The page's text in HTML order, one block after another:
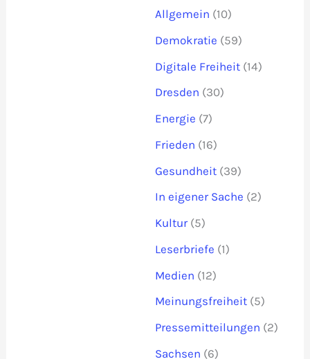
Allgemein (10)
Demokratie (59)
Digitale Freiheit (14)
Dresden (30)
Energie (7)
Frieden (16)
Gesundheit (39)
In eigener Sache (2)
Kultur (5)
Leserbriefe (1)
Medien (12)
Meinungsfreiheit (5)
Pressemitteilungen (2)
Sachsen (6)